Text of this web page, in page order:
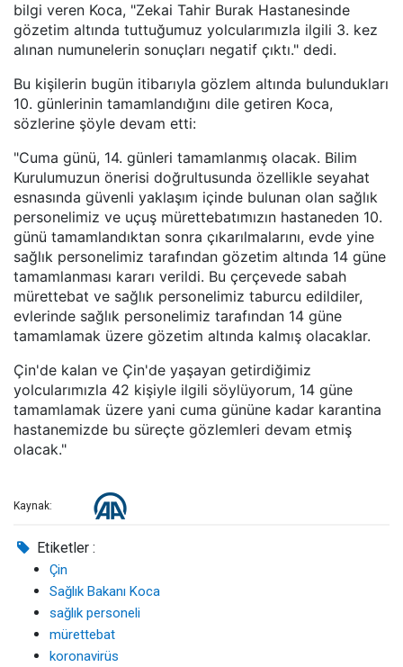
bilgi veren Koca, "Zekai Tahir Burak Hastanesinde
gözetim altında tuttuğumuz yolcularımızla ilgili 3. kez
alınan numunelerin sonuçları negatif çıktı." dedi.
Bu kişilerin bugün itibarıyla gözlem altında bulundukları
10. günlerinin tamamlandığını dile getiren Koca,
sözlerine şöyle devam etti:
"Cuma günü, 14. günleri tamamlanmış olacak. Bilim
Kurulumuzun önerisi doğrultusunda özellikle seyahat
esnasında güvenli yaklaşım içinde bulunan olan sağlık
personelimiz ve uçuş mürettebatımızın hastaneden 10.
günü tamamlandıktan sonra çıkarılmalarını, evde yine
sağlık personelimiz tarafından gözetim altında 14 güne
tamamlanması kararı verildi. Bu çerçevede sabah
mürettebat ve sağlık personelimiz taburcu edildiler,
evlerinde sağlık personelimiz tarafından 14 güne
tamamlamak üzere gözetim altında kalmış olacaklar.
Çin'de kalan ve Çin'de yaşayan getirdiğimiz
yolcularımızla 42 kişiyle ilgili söylüyorum, 14 güne
tamamlamak üzere yani cuma gününe kadar karantina
hastanemizde bu süreçte gözlemleri devam etmiş
olacak."
Kaynak:
Etiketler :
Çin
Sağlık Bakanı Koca
sağlık personeli
mürettebat
koronavirüs